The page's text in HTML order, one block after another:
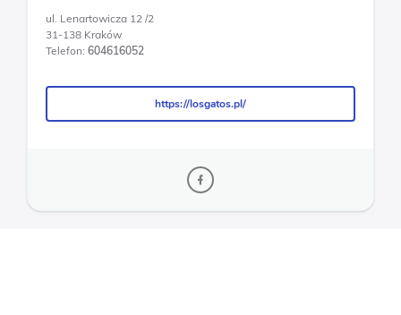
ul. Lenartowicza 12 /2
31-138 Kraków
Telefon: 604616052
https://losgatos.pl/
https://losgatos.pl/